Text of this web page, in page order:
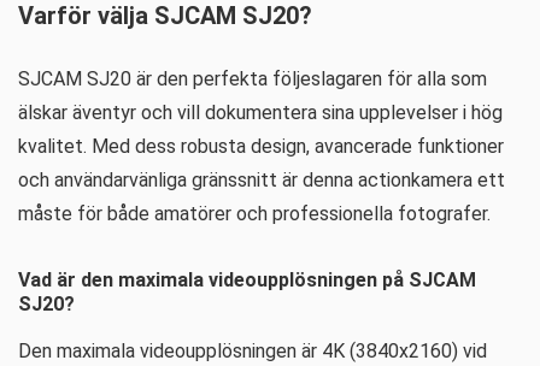
Varför välja SJCAM SJ20?
SJCAM SJ20 är den perfekta följeslagaren för alla som
älskar äventyr och vill dokumentera sina upplevelser i hög
kvalitet. Med dess robusta design, avancerade funktioner
och användarvänliga gränssnitt är denna actionkamera ett
måste för både amatörer och professionella fotografer.
Vad är den maximala videoupplösningen på SJCAM
SJ20?
Den maximala videoupplösningen är 4K (3840x2160) vid